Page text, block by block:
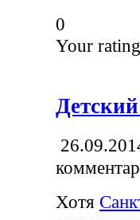
0
Your
Хотя